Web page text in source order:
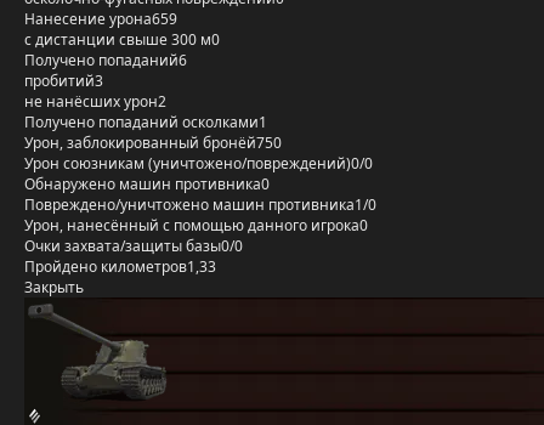
Нанесение урона659
с дистанции свыше 300 м0
Получено попаданий6
пробитий3
не нанёсших урон2
Получено попаданий осколками1
Урон, заблокированный бронёй750
Урон союзникам (уничтожено/повреждений)0/0
Обнаружено машин противника0
Повреждено/уничтожено машин противника1/0
Урон, нанесённый с помощью данного игрока0
Очки захвата/защиты базы0/0
Пройдено километров1,33
Закрыть